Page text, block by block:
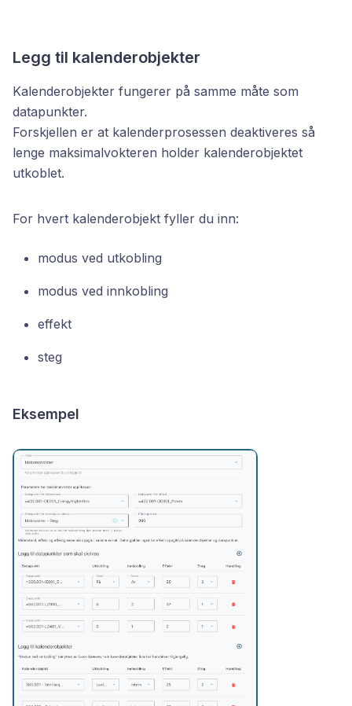
Legg til kalenderobjekter
Kalenderobjekter fungerer på samme måte som
datapunkter.
Forskjellen er at kalenderprosessen deaktiveres så
lenge maksimalvokteren holder kalenderobjektet
utkoblet.
For hvert kalenderobjekt fyller du inn:
modus ved utkobling
modus ved innkobling
effekt
steg
Eksempel